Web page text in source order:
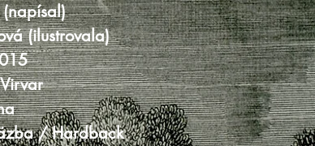
(napísal)
(ilustrovala)
/ Hardback